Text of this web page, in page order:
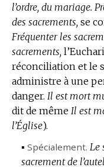
l’ordre, du mariage.
des sacrements, se
Fréquenter les
sacrements,
réconciliation et le
administre à une
danger. Il est mort
dit de même Il est
l’Église).
▪ Spécialement. Le
sacrement de